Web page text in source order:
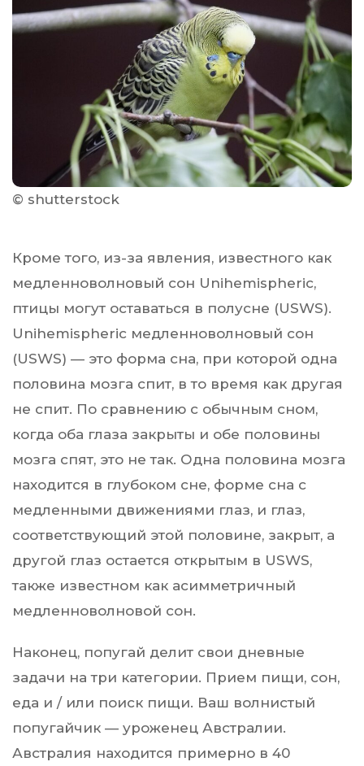
© shutterstock
Кроме того, из-за явления, известного как
медленноволновый сон Unihemispheric,
птицы могут оставаться в полусне (USWS).
Unihemispheric медленноволновый сон
(USWS) — это форма сна, при которой одна
половина мозга спит, в то время как другая
не спит. По сравнению с обычным сном,
когда оба глаза закрыты и обе половины
мозга спят, это не так. Одна половина мозга
находится в глубоком сне, форме сна с
медленными движениями глаз, и глаз,
соответствующий этой половине, закрыт, а
другой глаз остается открытым в USWS,
также известном как асимметричный
медленноволновой сон.
Наконец, попугай делит свои дневные
задачи на три категории. Прием пищи, сон,
еда и / или поиск пищи. Ваш волнистый
попугайчик — уроженец Австралии.
Австралия находится примерно в 40